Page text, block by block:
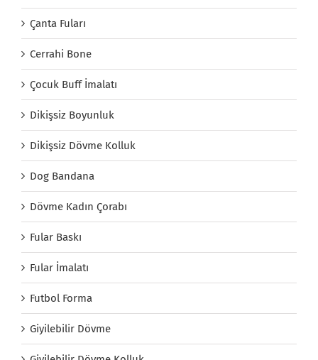
Çanta Fuları
Cerrahi Bone
Çocuk Buff İmalatı
Dikişsiz Boyunluk
Dikişsiz Dövme Kolluk
Dog Bandana
Dövme Kadın Çorabı
Fular Baskı
Fular İmalatı
Futbol Forma
Giyilebilir Dövme